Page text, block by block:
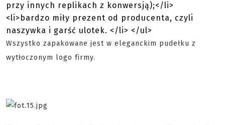
przy innych replikach z konwersją);</li>
<li>bardzo miły prezent od producenta, czyli
naszywka i garść ulotek. </li> </ul>
Wszystko zapakowane jest w eleganckim pudełku z
wytłoczonym logo firmy.